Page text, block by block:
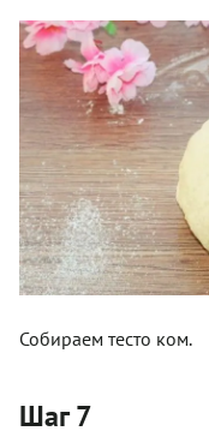
Собираем тесто ком.
Шаг 7